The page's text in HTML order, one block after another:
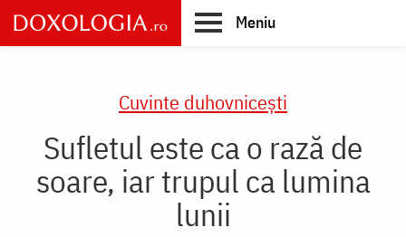
Skip
to
main
Meniu
Cuvinte duhovnicești
Sufletul este ca o rază de
soare, iar trupul ca lumina
lunii